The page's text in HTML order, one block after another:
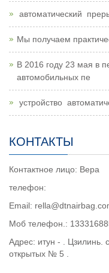
автоматический
Мы получаем
В 2016 году 23 мая в
автомобильных пе
устройство
КОНТАКТЫ
Контактное лицо: Вера
телефон:
Email:
Моб телефон.:
Адрес: итун - .
открытых № 5 .